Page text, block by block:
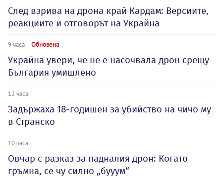
След взрива на дрона край Кардам: Версиите,
реакциите и отговорът на Украйна
9 часа Обновена
Украйна увери, че не е насочвала дрон срещу
България умишлено
12 часа
Задържаха 18-годишен за убийство на чичо му
в Странско
10 часа
Овчар с разказ за падналия дрон: Когато
гръмна, се чу силно „бууум“